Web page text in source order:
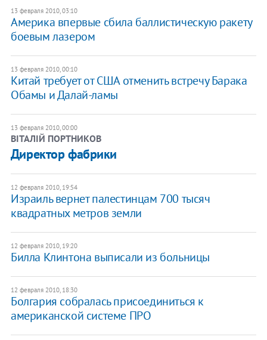
13 февраля 2010, 03:10
Америка впервые сбила баллистическую ракету
боевым лазером
13 февраля 2010, 00:10
Китай требует от США отменить встречу Барака
Обамы и Далай-ламы
13 февраля 2010, 00:00
ВІТАЛІЙ ПОРТНИКОВ
Директор фабрики
12 февраля 2010, 19:54
Израиль вернет палестинцам 700 тысяч
квадратных метров земли
12 февраля 2010, 19:20
Билла Клинтона выписали из больницы
12 февраля 2010, 18:30
Болгария собралась присоединиться к
американской системе ПРО